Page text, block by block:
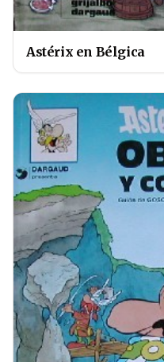
Astérix en Bélgica